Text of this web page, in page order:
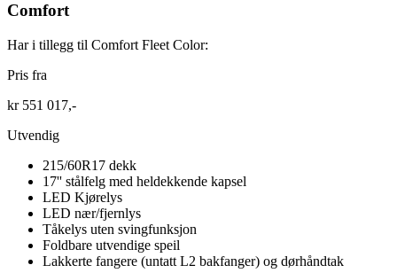
Comfort
Har i tillegg til Comfort Fleet Color:
Pris fra
kr 551 017,-
Utvendig
215/60R17 dekk
17'' stålfelg med heldekkende kapsel
LED Kjørelys
LED nær/fjernlys
Tåkelys uten svingfunksjon
Foldbare utvendige speil
Lakkerte fangere (untatt L2 bakfanger) og dørhåndtak